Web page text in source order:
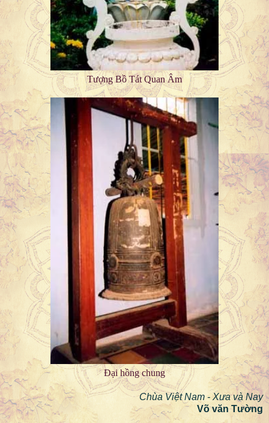
Tượng Bồ Tát Quan Âm
Đại hồng chung
Chùa Việt Nam - Xưa và Nay
Võ văn Tường